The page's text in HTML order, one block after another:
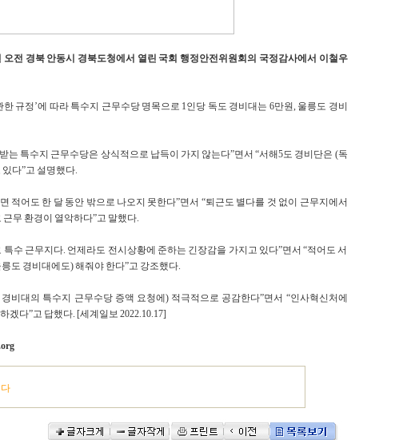
오전 경북 안동시 경북도청에서 열린 국회 행정안전위원회의 국정감사에서 이철우
규정’에 따라 특수지 근무수당 명목으로 1인당 독도 경비대는 6만원, 울릉도 경비
는 특수지 근무수당은 상식적으로 납득이 가지 않는다”면서 “서해5도 경비단은 (독
다”고 설명했다.
적어도 한 달 동안 밖으로 나오지 못한다”면서 “퇴근도 별다를 것 없이 근무지에서
무 환경이 열악하다”고 말했다.
특수 근무지다. 언제라도 전시상황에 준하는 긴장감을 가지고 있다”면서 “적어도 서
도 경비대에도) 해줘야 한다”고 강조했다.
비대의 특수지 근무수당 증액 요청에) 적극적으로 공감한다”면서 “인사혁신처에
겠다”고 답했다. [세계일보 2022.10.17]